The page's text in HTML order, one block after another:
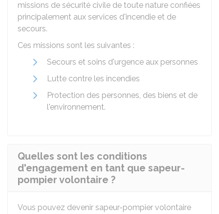
missions de sécurité civile de toute nature confiées
principalement aux services d'incendie et de
secours.
Ces missions sont les suivantes :
Secours et soins d'urgence aux personnes
Lutte contre les incendies
Protection des personnes, des biens et de
l'environnement.
Quelles sont les conditions
d'engagement en tant que sapeur-
pompier volontaire ?
Vous pouvez devenir sapeur-pompier volontaire